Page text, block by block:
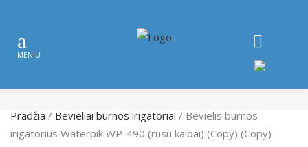
Pradžia / Bevieliai burnos irigatoriai / Bevielis burnos
irigatorius Waterpik WP-490 (rusu kalbai) (Copy) (Copy)